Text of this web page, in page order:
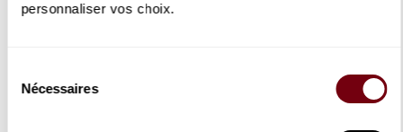
personnaliser vos choix.
Nécessaires
AprèsLa Traviatade Verdi en 2018, Vannina Santoni et Saimir